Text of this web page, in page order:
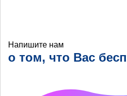
Напишите нам
о том, что Вас